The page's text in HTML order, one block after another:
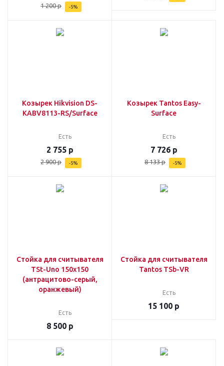
1 200р -5%
Козырек Hikvision DS-
KABV8113-RS/Surface
Есть
2 755р
2 900р -5%
Козырек Tantos Easy-
Surface
Есть
7 726р
8 133р -5%
Стойка для считывателя
TSt-Uno 150x150
(антрацитово-серый,
оранжевый)
Есть
8 500р
Стойка для считывателя
Tantos TSb-VR
Есть
15 100 р